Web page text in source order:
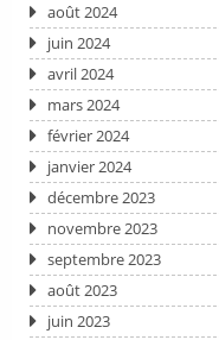
août 2024
juin 2024
avril 2024
mars 2024
février 2024
janvier 2024
décembre 2023
novembre 2023
septembre 2023
août 2023
juin 2023